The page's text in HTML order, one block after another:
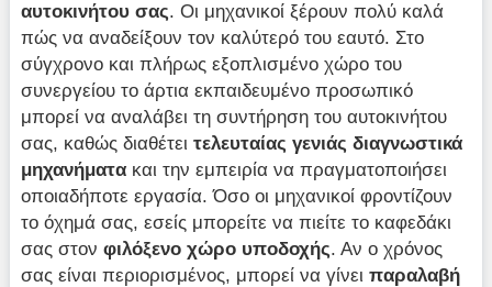
αυτοκινήτου σας. Οι μηχανικοί ξέρουν πολύ καλά
πώς να αναδείξουν τον καλύτερό του εαυτό. Στο
σύγχρονο και πλήρως εξοπλισμένο χώρο του
συνεργείου το άρτια εκπαιδευμένο προσωπικό
μπορεί να αναλάβει τη συντήρηση του αυτοκινήτου
σας, καθώς διαθέτειτελευταίας γενιάς διαγνωστικά
μηχανήματα και την εμπειρία να πραγματοποιήσει
οποιαδήποτε εργασία. Όσο οι μηχανικοί φροντίζουν
το όχημά σας, εσείς μπορείτε να πιείτε το καφεδάκι
σας στονφιλόξενο χώρο υποδοχής. Αν ο χρόνος
σας είναι περιορισμένος, μπορεί να γίνειπαραλαβή